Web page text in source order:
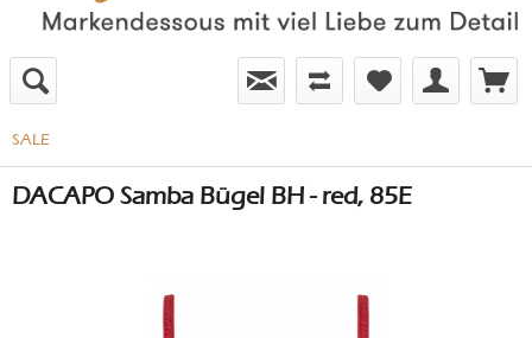
SALE
DACAPO Samba Bügel BH - red, 85E